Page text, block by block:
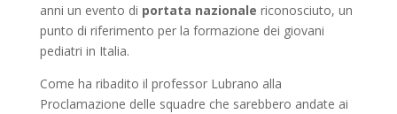
anni un evento di portata nazionale riconosciuto, un
punto di riferimento per la formazione dei giovani
pediatri in Italia.
Come ha ribadito il professor Lubrano alla
Proclamazione delle squadre che sarebbero andate ai